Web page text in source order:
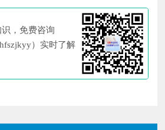
，免费咨询
）实时了解